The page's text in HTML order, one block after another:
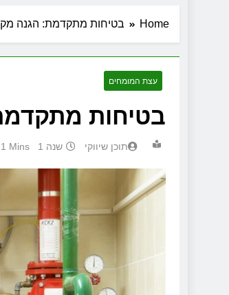
Home בטיחות מתקדמת: הגנה
עצת המומחים
בטיחות
תוכן שיווקי שנה 1 Ago 1 Mins